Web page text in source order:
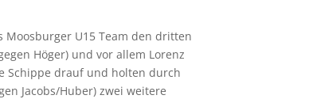
U15 Team den dritten
Höger) und vor allem Lorenz
Schippe drauf und holten durch
Jacobs/Huber) zwei weitere